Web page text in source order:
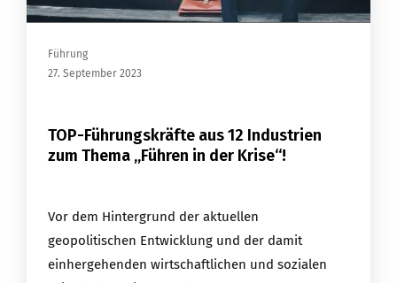
TOP-Führungskräfte aus 12 Industrien
zum Thema „Führen in der Krise“!
Vor dem Hintergrund der aktuellen
geopolitischen Entwicklung und der damit
einhergehenden wirtschaftlichen und sozialen
Führung
27. September 2023